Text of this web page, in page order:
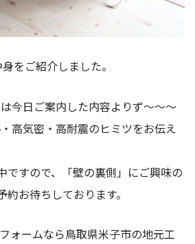
をご紹介しました。
今日ご案内した内容よりず～～～
高気密・高耐震のヒミツをお伝え
ですので、「壁の裏側」にご興味の
お待ちしております。
ォームなら鳥取県米子市の地元工